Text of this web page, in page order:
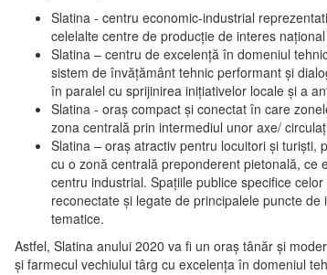
Slatina - centru economic-industrial
celelalte centre de producţie de interes
Slatina – centru de excelenţă în domeniul
sistem de învăţământ tehnic performant şi
în paralel cu sprijinirea iniţiativelor locale şi a
Slatina - oraş compact şi conectat în care
zona centrală prin intermediul unor axe/
Slatina – oraş atractiv pentru locuitori şi turişti,
cu o zonă centrală preponderent pietonală, ce
centru industrial. Spaţiile publice specifice
reconectate şi legate de principalele puncte
tematice.
Astfel, Slatina anului 2020 va fi un oraş tânăr şi
şi farmecul vechiului târg cu excelenţa în domeniul